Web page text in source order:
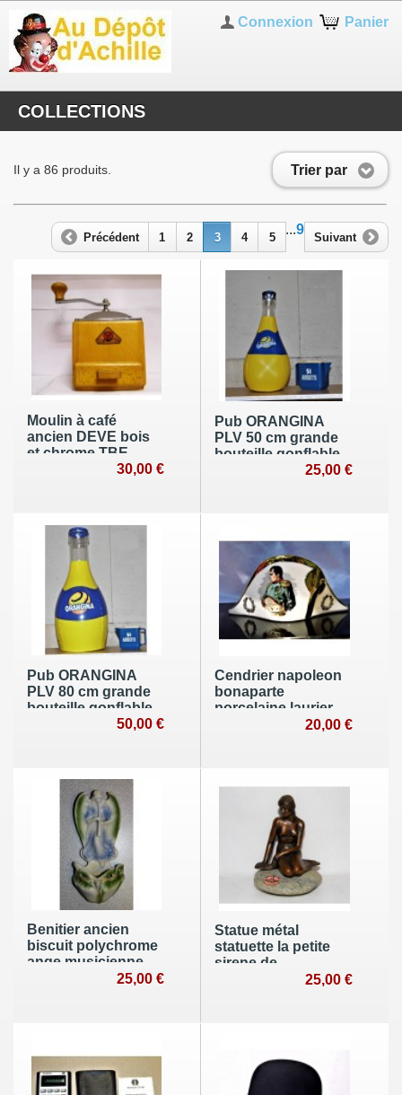
Panier
Connexion
COLLECTIONS
Trier par
Il y a 86 produits.
Précédent 1 2 3 4 5
...9
Suivant
Moulin à café
ancien DEVE bois
et chrome TBE
vintage antiquité30,00 €
Pub ORANGINA
PLV 50 cm grande
bouteille gonflable
publicitaire bistrot
25,00 €
Pub ORANGINA
PLV 80 cm grande
bouteille gonflable
publicitaire bistrot
50,00 €
Cendrier napoleon
bonaparte
porcelaine laurier
20,00 €
Benitier ancien
biscuit polychrome
ange musicienne
religieux porcelaine
25,00 €
Statue métal
statuette la petite
sirene de
25,00 €